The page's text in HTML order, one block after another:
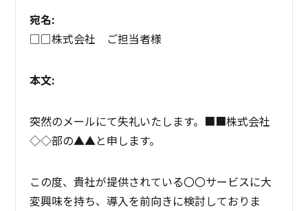
宛名:
□□株式会社 ご担当者様
本文:
突然のメールにて失礼いたします。■■株式会社
◇◇部の▲▲と申します。
この度、貴社が提供されている〇〇サービスに大
変興味を持ち、導入を前向きに検討しておりま